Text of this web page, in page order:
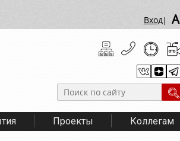
Вход| A
Проекты Коллегам